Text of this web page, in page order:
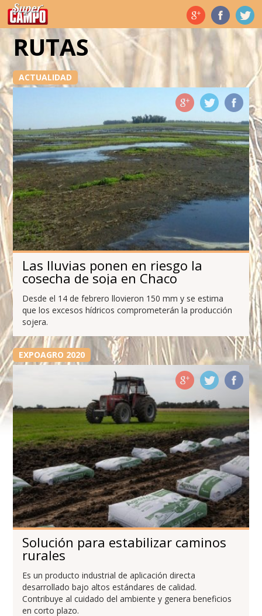
Temas de hoy
RUTAS
ACTUALIDAD
Las lluvias ponen en riesgo la
cosecha de soja en Chaco
Desde el 14 de febrero llovieron 150 mm y se estima
que los excesos hídricos comprometerán la producción
sojera.
EXPOAGRO 2020
Solución para estabilizar caminos
rurales
Es un producto industrial de aplicación directa
desarrollado bajo altos estándares de calidad.
Contribuye al cuidado del ambiente y genera beneficios
en corto plazo.